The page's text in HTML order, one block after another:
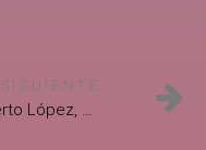
SIGUIENTE